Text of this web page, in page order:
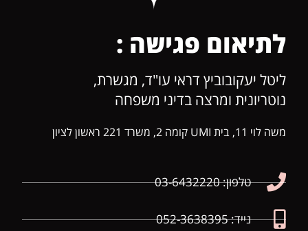
לתיאום פגישה :
ליטל יעקובוביץ דראי עו"ד, מגשרת,
נוטריונית ומרצה בדיני משפחה
משה לוי 11, בית UMI קומה 2, משרד 221 ראשון לציון
טלפון: 03-6432220
נייד: 052-3638395